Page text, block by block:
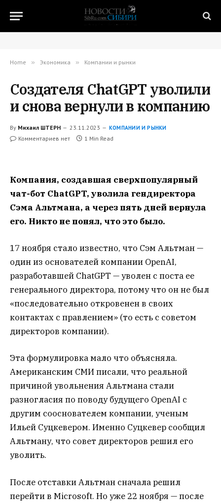
Home » Экономика » Компании и рынки
Создателя ChatGPT уволили
и снова вернули в компанию
By Михаил ШТЕРН 23.11.2023 КОМПАНИИ И РЫНКИ
Комментариев нет 1 Min Read
Компания, создавшая сверхпопулярный
чат-бот ChatGPT, уволила гендиректора
Сэма Альтмана, а через пять дней вернула
его. Никто не понял, что это было.
17 ноября стало известно, что Сэм Альтман —
один из основателей компании OpenAI,
разработавшей ChatGPT — уволен с поста ее
генерального директора, потому что он не был
«последовательно откровенен в своих
контактах с правлением» (то есть с советом
директоров компании).
Эта формулировка мало что объясняла.
Американским СМИ писали, что реальной
причиной увольнения Альтмана стали
разногласия по поводу будущего OpenAI с
другим сооснователем компании, ученым
Ильей Суцкевером. Именно Суцкевер сообщил
Альтману, что совет директоров решил его
уволить.
После отставки Альтман сначала решил
перейти в Microsoft. Но уже 22 ноября — после